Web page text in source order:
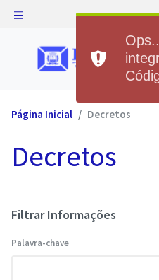
Página Inicial Decretos
Decretos
Filtrar Informações
Palavra-chave